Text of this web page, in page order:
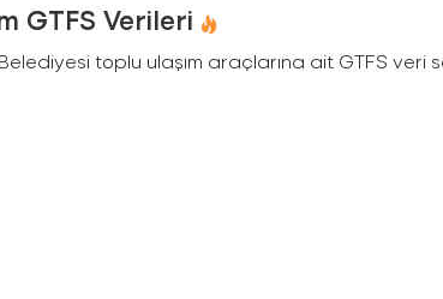
GTFS Verileri
toplu ulaşım araçlarına ait GTFS veri